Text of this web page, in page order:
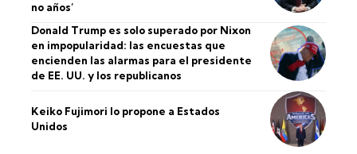
no años’
Donald Trump es solo superado por Nixon
en impopularidad: las encuestas que
encienden las alarmas para el presidente
de EE. UU. y los republicanos
Keiko Fujimori lo propone a Estados
Unidos